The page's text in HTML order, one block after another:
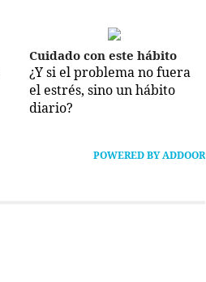
Cuidado con este hábito
¿Y si el problema no fuera
el estrés, sino un hábito
diario?
POWERED BY ADDOOR